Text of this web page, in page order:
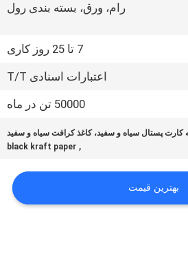
رام، ورق، بسته بندی رول
7 تا 25 روز کاری
اعتبارات اسنادی T/T
50000 تن در ماه
کارت پستال سیاه و سفید، کاغذ کرافت سیاه و سفید
,
black kraft paper
بهترین قیمت